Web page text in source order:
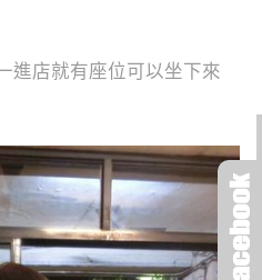
進店就有座位可以坐下來